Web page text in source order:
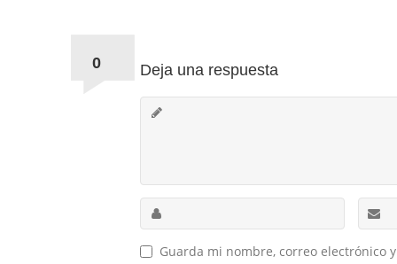
0
Deja una respuesta
Guarda mi nombre, correo electrónico